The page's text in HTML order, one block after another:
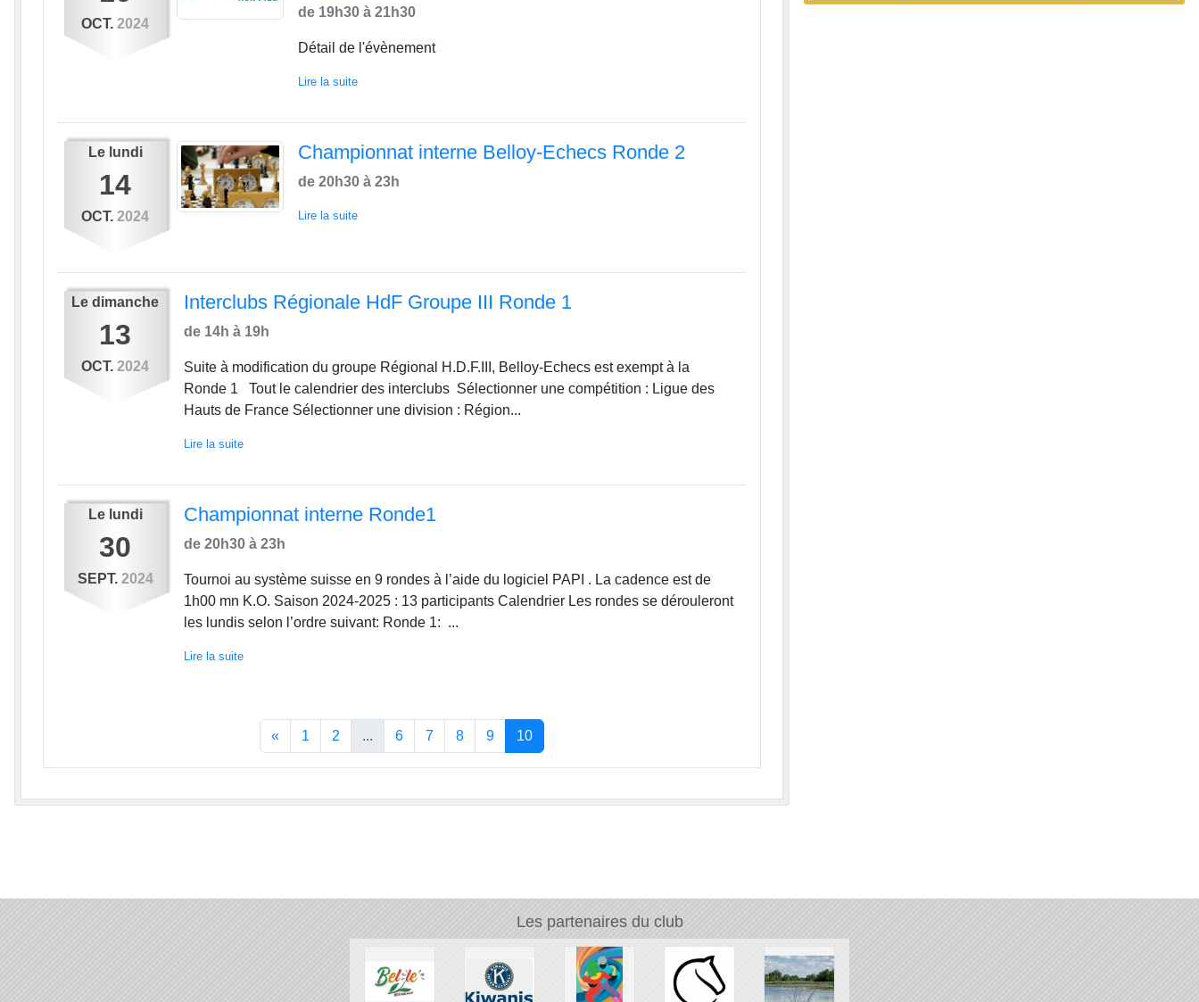
OCT. 2024
de 19h30 à 21h30
Détail de l'évènement
Lire la suite
Le lundi
14
OCT. 2024
Championnat interne Belloy-Echecs Ronde 2
de 20h30 à 23h
Lire la suite
Ledimanche
13
OCT. 2024
Interclubs Régionale HdF Groupe III Ronde 1
de 14h à 19h
Suite à modification du groupe Régional H.D.F.III, Belloy-Echecs est exempt à la
Ronde 1 Tout le calendrier des interclubs Sélectionner une compétition : Ligue des
Hauts de France Sélectionner une division : Région...
Lire la suite
Le lundi
30
SEPT. 2024
Championnat interne Ronde1
de 20h30 à 23h
Tournoi au système suisse en 9 rondes à l’aide du logiciel PAPI . La cadence est de
1h00 mn K.O. Saison 2024-2025 : 13 participants Calendrier Les rondes se dérouleront
les lundis selon l’ordre suivant: Ronde 1: ...
Lire la suite
« 1 2 ... 6 7 8 9 10
Les partenaires du club